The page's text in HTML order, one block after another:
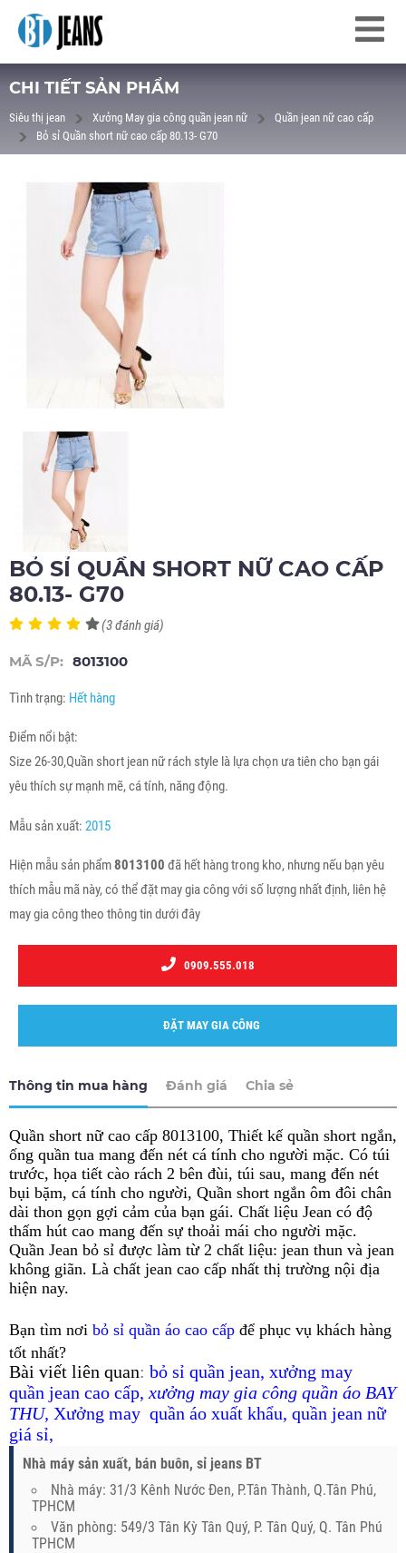
CHI TIẾT SẢN PHẨM
Siêu thị jean Xưởng May gia công quần jean nữ
Quần jean nữ cao cấp
Bỏ sỉ Quần short nữ cao cấp 80.13- G70
BỎ SỈ QUẦN SHORT NỮ CAO CẤP
80.13- G70
(3 đánh giá)
MÃ S/P: 8013100
Tình trạng: Hết hàng
Điểm nổi bật:
Size 26-30,Quần short jean nữ rách style là lựa chọn ưa tiên cho bạn gái
yêu thích sự mạnh mẽ, cá tính, năng động.
Mẫu sản xuất: 2015
Hiện mẫu sản phẩm8013100 đã hết hàng trong kho, nhưng nếu bạn yêu
thích mẫu mã này, có thể đặt may gia công với số lượng nhất định, liên hệ
may gia công theo thông tin dưới đây
0909.555.018
ĐẶT MAY GIA CÔNG
Thông tin mua hàng Đánh giá Chia sẻ
Quần short nữ cao cấp 8013100, Thiết kế quần short ngắn,
ống quần tua mang đến nét cá tính cho người mặc. Có túi
trước, họa tiết cào rách 2 bên đùi, túi sau, mang đến nét
bụi bặm, cá tính cho người, Quần short ngắn ôm đôi chân
dài thon gọn gợi cảm của bạn gái. Chất liệu Jean có độ
thấm hút cao mang đến sự thoải mái cho người mặc.
Quần Jean bỏ sỉ được làm từ 2 chất liệu: jean thun và jean
không giãn. Là chất jean cao cấp nhất thị trường nội địa
hiện nay.
Bạn tìm nơi bỏ sỉ quần áo cao cấp để phục vụ khách hàng
tốt nhất?
Bài viết liên quan: bỏ sỉ quần jean, xưởng may
quần jean cao cấp, xưởng may gia công quần áo BAY
THU, Xưởng may quần áo xuất khẩu, quần jean nữ
giá sỉ,
Nhà máy sản xuất, bán buôn, sỉ jeans BT
Nhà máy: 31/3 Kênh Nước Đen, P.Tân Thành, Q.Tân Phú,
TPHCM
Văn phòng: 549/3 Tân Kỳ Tân Quý, P. Tân Quý, Q. Tân Phú
TPHCM